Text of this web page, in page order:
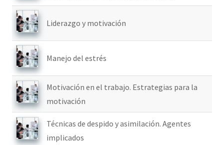
Liderazgo y motivación
Manejo del estrés
Motivación en el trabajo. Estrategias para la
motivación
Técnicas de despido y asimilación. Agentes
implicados